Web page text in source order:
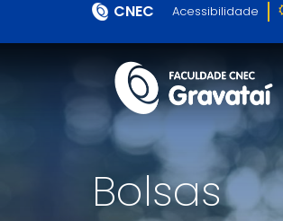
CNEC Acessibilidade
Bolsas